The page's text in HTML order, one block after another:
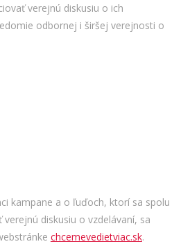
verejnú diskusiu o ich
odbornej i širšej verejnosti o
kampane a o ľuďoch, ktorí sa spolu
diskusiu o vzdelávaní, sa
chcemevedietviac.sk.